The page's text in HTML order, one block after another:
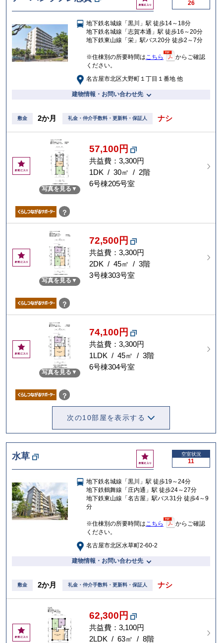
気
入
り
26
地下鉄名城線「黒川」駅 徒歩14～18分
地下鉄名城線「志賀本通」駅 徒歩16～20分
地下鉄東山線「栄」駅バス20分 徒歩2～7分
※住棟別の所要時間はこちら
からご確認
ください。
名古屋市北区大野町１丁目１番地 他
建物情報・お問い合わせ先
敷金 2か月 礼金・仲介手数料・更新料・保証人 ナシ
お
気
写真を見る
57,100円
共益費：3,300円
1DK / 30㎡ / 2階
6号棟205号室
？
お
気
写真を見る
72,500円
共益費：3,300円
2DK / 45㎡ / 3階
3号棟303号室
？
お
気
写真を見る
74,100円
共益費：3,300円
1LDK / 45㎡ / 3階
6号棟304号室
？
次の10部屋を表示する
水草
お
気
入
り
空室状況
11
地下鉄名城線「黒川」駅 徒歩19～24分
地下鉄鶴舞線「庄内通」駅 徒歩24～27分
地下鉄東山線「名古屋」駅バス31分 徒歩4～9
分
※住棟別の所要時間はこちら
からご確認
ください。
名古屋市北区水草町2-60-2
建物情報・お問い合わせ先
敷金 2か月 礼金・仲介手数料・更新料・保証人 ナシ
お
気
62,300円
共益費：3,100円
2LDK / 63㎡ / 8階